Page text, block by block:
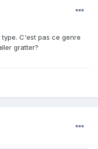
C'est pas ce genre
gratter?